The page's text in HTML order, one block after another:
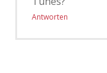
Antworten